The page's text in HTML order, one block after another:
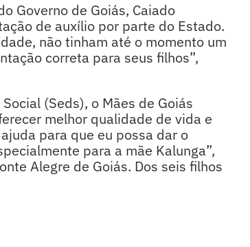
Governo de Goiás, Caiado
de auxílio por parte do Estado.
não tinham até o momento um
correta para seus filhos”,
(Seds), o Mães de Goiás
melhor qualidade de vida e
para que eu possa dar o
para a mãe Kalunga”,
Alegre de Goiás. Dos seis filhos